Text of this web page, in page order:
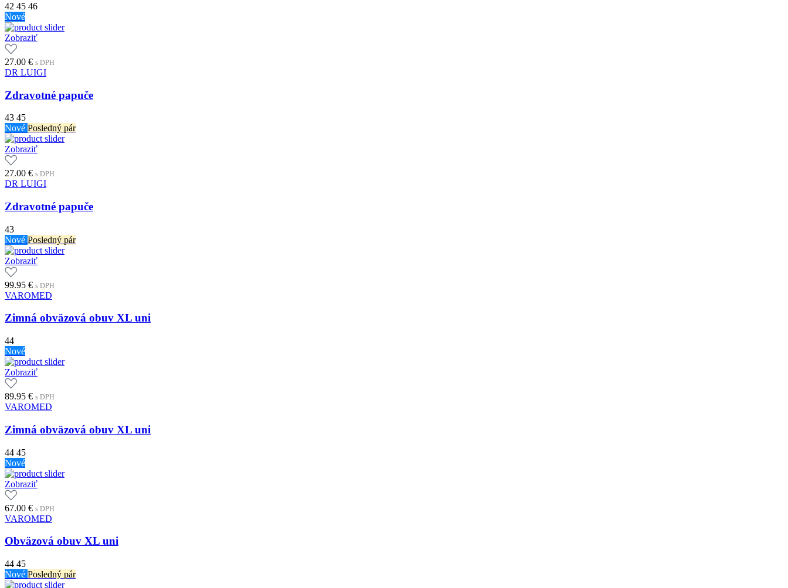
42 45 46
Nové
Zobraziť
27.00 € s DPH
DR LUIGI
Zdravotné papuče
43 45
Nové Posledný pár
Zobraziť
27.00 € s DPH
DR LUIGI
Zdravotné papuče
43
Nové Posledný pár
Zobraziť
99.95 € s DPH
VAROMED
Zimná obväzová obuv XL uni
44
Nové
Zobraziť
89.95 € s DPH
VAROMED
Zimná obväzová obuv XL uni
44 45
Nové
Zobraziť
67.00 € s DPH
VAROMED
Obväzová obuv XL uni
44 45
Nové Posledný pár